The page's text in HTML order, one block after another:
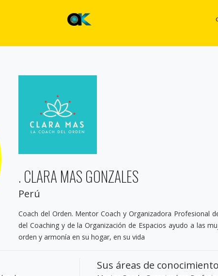
. CLARA MAS GONZALES
Perú
Coach del Orden. Mentor Coach y Organizadora Profesional
del Coaching y de la Organización de Espacios ayudo a las
orden y armonía en su hogar, en su vida
Sus áreas de conocimiento